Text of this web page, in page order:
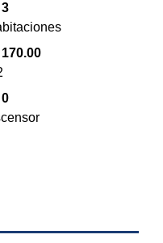
3
170.00
0